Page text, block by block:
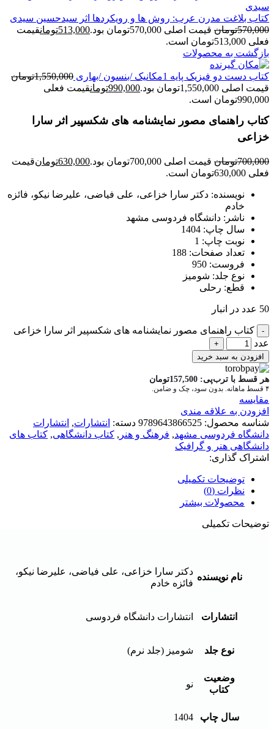
کتاب بلاغت مدرن عرب: روش ها و رویکردها اثر سیدحسین سیدی
570,000تومان قیمت اصلی 570,000تومان بود. 513,000تومانقیمت
فعلی 513,000تومان است.
بازگشت به محصولات
کتاب دست دو فیزیک پایه 1مکانیک /بنسون /بهاری 1,550,000تومان
قیمت اصلی 1,550,000تومان بود.
990,000تومانقیمت فعلی
990,000تومان است.
کتاب راهنمای مصور نمایشنامه های شکسپیر اثر سارا
خزاعی
700,000تومان قیمت اصلی 700,000تومان بود. 630,000تومانقیمت
فعلی 630,000تومان است.
نویسنده: دکتر سارا خزاعی، علی فیاضی، علیرضا نیکو، فائزه
خادم
ناشر: دانشگاه فردوسی مشهد
سال چاپ: 1404
نوبت چاپ: 1
تعداد صفحات: 188
فروست: 950
نوع جلد: شومیز
قطع: رحلی
50 عدد در انبار
کتاب راهنمای مصور نمایشنامه های شکسپیر اثر سارا خزاعی
عدد
افزودن به سبد خرید
هر قسط با ترب‌پی: 157,500تومان
۴ قسط ماهانه. بدون سود، چک و ضامن.
مقايسه
افزودن به علاقه مندی
شناسه محصول: 9789643866525 دسته: انتشارات, انتشارات
دانشگاه فردوسی مشهد, فرهنگ و هنر , کتاب دانشگاهی, کتاب های
دانشگاهی هنر و گرافیک
اشتراک گذاری:
توضیحات تکمیلی
نظرات (0)
محصولات بیشتر
توضیحات تکمیلی
نام نویسنده
دکتر سارا خزاعی، علی فیاضی، علیرضا نیکو،
فائزه خادم
انتشارات انتشارات دانشگاه فردوسی
نوع جلد شومیز (جلد نرم)
وضعیت
کتاب
نو
سال چاپ 1404